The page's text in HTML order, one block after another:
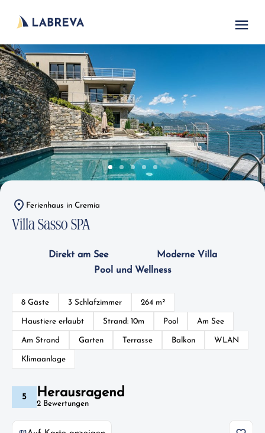
Ferienhaus in Cremia
Villa Sasso SPA
Direkt am See
Moderne Villa
Pool und Wellness
8 Gäste 3 Schlafzimmer 264 m²
Haustiere erlaubt Strand: 10m Pool Am See
Am Strand Garten Terrasse Balkon WLAN
Klimaanlage
5 Herausragend
2 Bewertungen